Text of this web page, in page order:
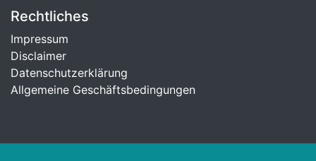
Rechtliches
Impressum
Disclaimer
Datenschutzerklärung
Allgemeine Geschäftsbedingungen